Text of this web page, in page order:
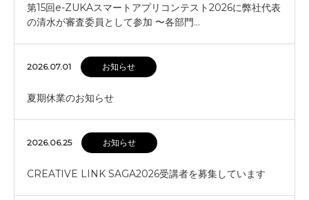
第15回e-ZUKAスマートアプリコンテスト2026に弊社代表
の清水が審査委員として参加 〜各部門…
2026.07.01 お知らせ
夏期休業のお知らせ
2026.06.25 お知らせ
CREATIVE LINK SAGA2026受講者を募集しています